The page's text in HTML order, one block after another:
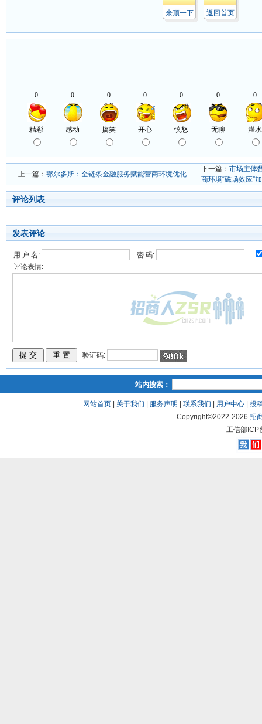
来顶一下 返回首页
上一篇： 鄂尔多斯：全链条金融服务赋能营商环境优化
下一篇： 市场主体
商环境“磁场效应”
评论列表
发表评论
用 户 名:
密 码:
评论表情:
验证码:
站内搜索：
网站首页 关于我们 服务声明 联系我们 用户中心
投
Copyright©2022-2026招
工信部ICP